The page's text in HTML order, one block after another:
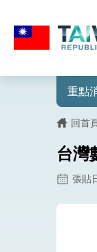
重點
回首
台灣
張貼